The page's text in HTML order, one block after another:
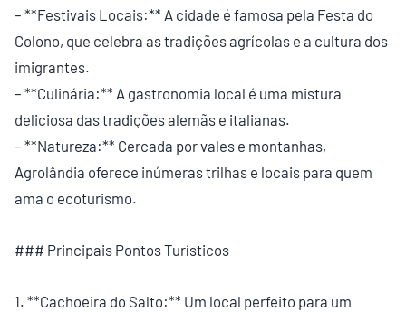
– **Festivais Locais:** A cidade é famosa pela Festa do
Colono, que celebra as tradições agrícolas e a cultura dos
imigrantes.
– **Culinária:** A gastronomia local é uma mistura
deliciosa das tradições alemãs e italianas.
– **Natureza:** Cercada por vales e montanhas,
Agrolândia oferece inúmeras trilhas e locais para quem
ama o ecoturismo.
### Principais Pontos Turísticos
1. **Cachoeira do Salto:** Um local perfeito para um